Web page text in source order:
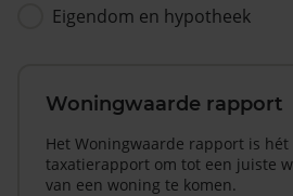
Eigendom en hypotheek
Woningwaarde rapport
Het Woningwaarde rapport is hét
taxatierapport om tot een juiste
van een woning te komen.